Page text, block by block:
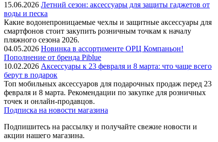
15.06.2026 Летний сезон: аксессуары для защиты гаджетов от
воды и песка
Какие водонепроницаемые чехлы и защитные аксессуары для
смартфонов стоит закупить розничным точкам к началу
пляжного сезона 2026.
04.05.2026 Новинка в ассортименте OРЦ Компаньон!
Пополнение от бренда Piblue
10.02.2026 Аксессуары к 23 февраля и 8 марта: что чаще всего
берут в подарок
Топ мобильных аксессуаров для подарочных продаж перед 23
февраля и 8 марта. Рекомендации по закупке для розничных
точек и онлайн-продавцов.
Подписка на новости магазина
Подпишитесь на рассылку и получайте свежие новости и
акции нашего магазина.